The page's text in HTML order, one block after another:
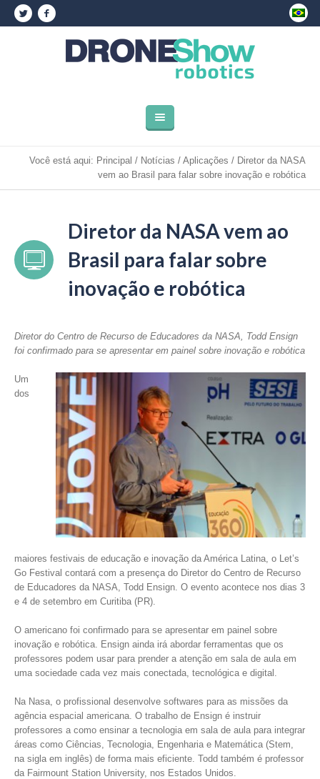
Você está aqui: Principal / Notícias / Aplicações / Diretor da NASA
vem ao Brasil para falar sobre inovação e robótica
Diretor da NASA vem ao
Brasil para falar sobre
inovação e robótica
Diretor do Centro de Recurso de Educadores da NASA, Todd Ensign
foi confirmado para se apresentar em painel sobre inovação e robótica
Um
dos
maiores festivais de educação e inovação da América Latina, o Let’s
Go Festival contará com a presença do Diretor do Centro de Recurso
de Educadores da NASA, Todd Ensign. O evento acontece nos dias 3
e 4 de setembro em Curitiba (PR).
O americano foi confirmado para se apresentar em painel sobre
inovação e robótica. Ensign ainda irá abordar ferramentas que os
professores podem usar para prender a atenção em sala de aula em
uma sociedade cada vez mais conectada, tecnológica e digital.
Na Nasa, o profissional desenvolve softwares para as missões da
agência espacial americana. O trabalho de Ensign é instruir
professores a como ensinar a tecnologia em sala de aula para integrar
áreas como Ciências, Tecnologia, Engenharia e Matemática (Stem,
na sigla em inglês) de forma mais eficiente. Todd também é professor
da Fairmount Station University, nos Estados Unidos.